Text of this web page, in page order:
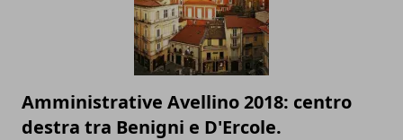
Amministrative Avellino 2018: centro
destra tra Benigni e D'Ercole.